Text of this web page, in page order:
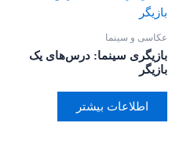
عکاسی و سینما
بازیگری سینما: درس‌های یک
بازیگر
اطلاعات بیشتر